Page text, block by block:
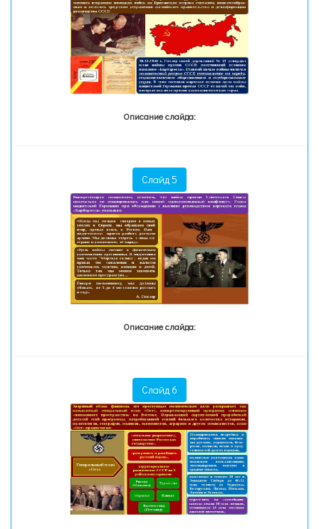
Описание слайда:
Слайд 5
Описание слайда:
Слайд 6